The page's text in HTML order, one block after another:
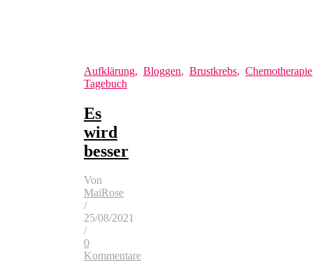
Aufklärung, Bloggen, Brustkrebs, Chemotherapie
Tagebuch
Es
wird
besser
Von
MaiRose
/
25/08/2021
/
0
Kommentare